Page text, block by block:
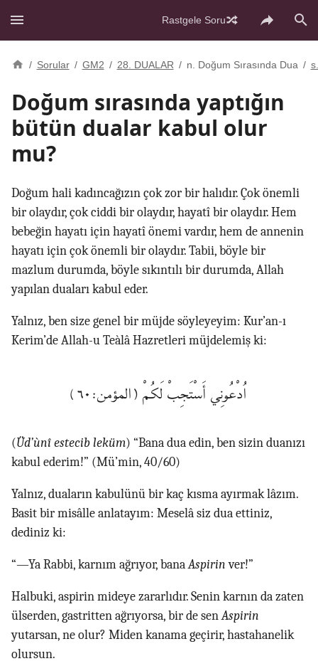
Rastgele Soru
/ Sorular / GM2 / 28. DUALAR / n. Doğum Sırasında Dua /
Doğum sırasında yaptığın
bütün dualar kabul olur
mu?
Doğum hali kadıncağızın çok zor bir halıdır. Çok önemli
bir olaydır, çok ciddi bir olaydır, hayatî bir olaydır. Hem
bebeğin hayatı için hayatî önemi vardır, hem de annenin
hayatı için çok önemli bir olaydır. Tabii, böyle bir
mazlum durumda, böyle sıkıntılı bir durumda, Allah
yapılan duaları kabul eder.
Yalnız, ben size genel bir müjde söyleyeyim: Kur’an-ı
Kerim’de Allah-u Teàlâ Hazretleri müjdelemiş ki:
اُدْعُونِي أَسْتَجِبْ لَكُمْ (المؤمن:٦٠)
(Üd’ùnî estecib leküm) “Bana dua edin, ben sizin duanızı
kabul ederim!” (Mü’min, 40/60)
Yalnız, duaların kabulünü bir kaç kısma ayırmak lâzım.
Basit bir misâlle anlatayım: Meselâ siz dua ettiniz,
dediniz ki:
“—Ya Rabbi, karnım ağrıyor, banaAspirinver!”
Halbuki, aspirin mideye zararlıdır. Senin karnın da zaten
ülserden, gastritten ağrıyorsa, bir de senAspirin
yutarsan, ne olur? Miden kanama geçirir, hastahanelik
olursun.